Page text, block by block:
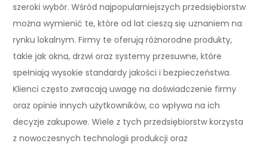
szeroki wybór. Wśród najpopularniejszych przedsiębiorstw
można wymienić te, które od lat cieszą się uznaniem na
rynku lokalnym. Firmy te oferują różnorodne produkty,
takie jak okna, drzwi oraz systemy przesuwne, które
spełniają wysokie standardy jakości i bezpieczeństwa.
Klienci często zwracają uwagę na doświadczenie firmy
oraz opinie innych użytkowników, co wpływa na ich
decyzje zakupowe. Wiele z tych przedsiębiorstw korzysta
z nowoczesnych technologii produkcji oraz